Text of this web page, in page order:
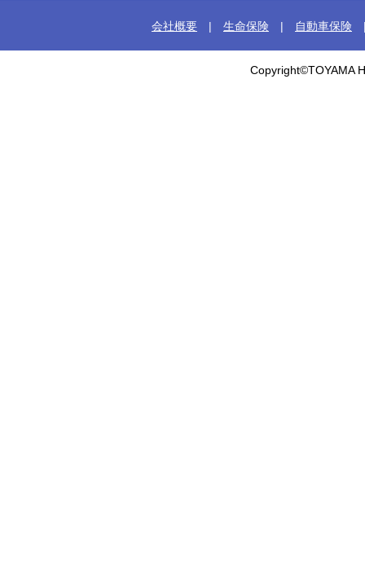
会社概要 | 生命保険 | 自動車保険
Copyright©TOYAMA